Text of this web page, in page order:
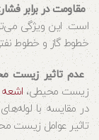
مقاومت در برابر
است. این ویژگی
خطوط گاز و خطوط
عدم تاثیر زیست
زیست محیطی،اشعه
در مقایسه با
تاثیر عوامل زیست